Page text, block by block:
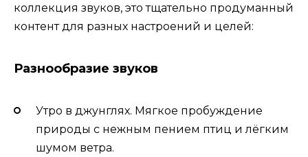
коллекция звуков, это тщательно продуманный
контент для разных настроений и целей:
Разнообразие звуков
Утро в джунглях. Мягкое пробуждение
природы с нежным пением птиц и лёгким
шумом ветра.